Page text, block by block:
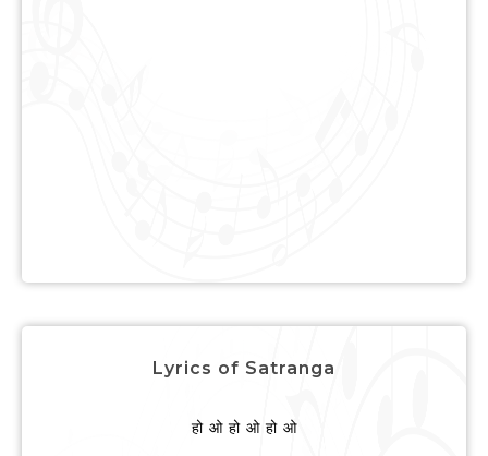
Lyrics of Satranga
हो ओ हो ओ हो ओ